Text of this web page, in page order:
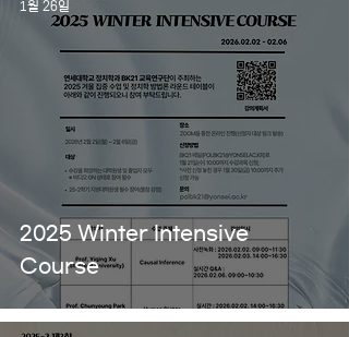
2025 Winter Intensive
Course
1월 26일